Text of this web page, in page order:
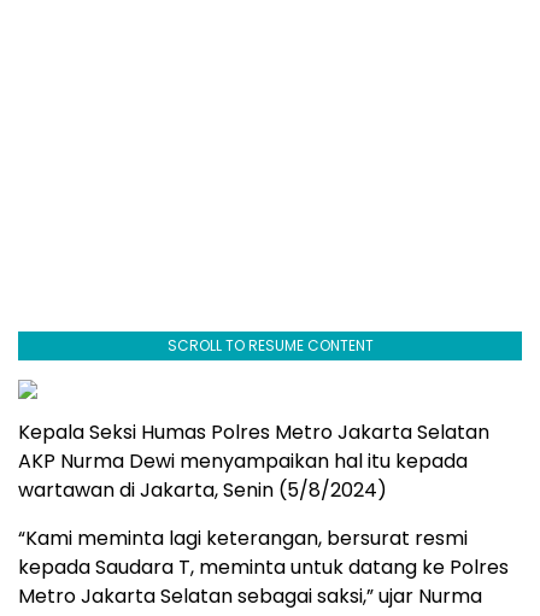
SCROLL TO RESUME CONTENT
Kepala Seksi Humas Polres Metro Jakarta Selatan
AKP Nurma Dewi menyampaikan hal itu kepada
wartawan di Jakarta, Senin (5/8/2024)
“Kami meminta lagi keterangan, bersurat resmi
kepada Saudara T, meminta untuk datang ke Polres
Metro Jakarta Selatan sebagai saksi,” ujar Nurma